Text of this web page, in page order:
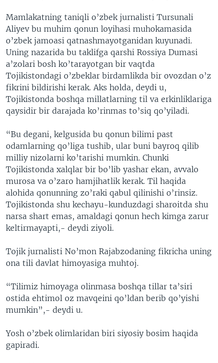
Mamlakatning taniqli o’zbek jurnalisti Tursunali
Aliyev bu muhim qonun loyihasi muhokamasida
o’zbek jamoasi qatnashmayotganidan kuyunadi.
Uning nazarida bu taklifga qarshi Rossiya Dumasi
a’zolari bosh ko’tarayotgan bir vaqtda
Tojikistondagi o’zbeklar birdamlikda bir ovozdan o’z
fikrini bildirishi kerak. Aks holda, deydi u,
Tojikistonda boshqa millatlarning til va erkinliklariga
qaysidir bir darajada ko’rinmas to’siq qo’yiladi.
“Bu degani, kelgusida bu qonun bilimi past
odamlarning qo’liga tushib, ular buni bayroq qilib
milliy nizolarni ko’tarishi mumkin. Chunki
Tojikistonda xalqlar bir bo’lib yashar ekan, avvalo
murosa va o’zaro hamjihatlik kerak. Til haqida
alohida qonunning zo’raki qabul qilinishi o’rinsiz.
Tojikistonda shu kechayu-kunduzdagi sharoitda shu
narsa shart emas, amaldagi qonun hech kimga zarur
keltirmayapti,- deydi ziyoli.
Tojik jurnalisti No’mon Rajabzodaning fikricha uning
ona tili davlat himoyasiga muhtoj.
“Tilimiz himoyaga olinmasa boshqa tillar ta’siri
ostida ehtimol oz mavqeini qo’ldan berib qo’yishi
mumkin”,- deydi u.
Yosh o’zbek olimlaridan biri siyosiy bosim haqida
gapiradi.